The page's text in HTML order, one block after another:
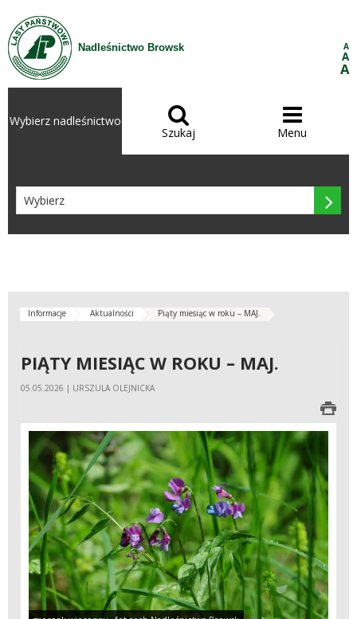
Przejdź do treści
Nadleśnictwo Browsk A
A
A
Wybierz nadleśnictwo 
Szukaj

Menu

Informacje Aktualności Piąty miesiąc w roku – MAJ.
PIĄTY MIESIĄC W ROKU – MAJ.
05.05.2026 | URSZULA OLEJNICKA